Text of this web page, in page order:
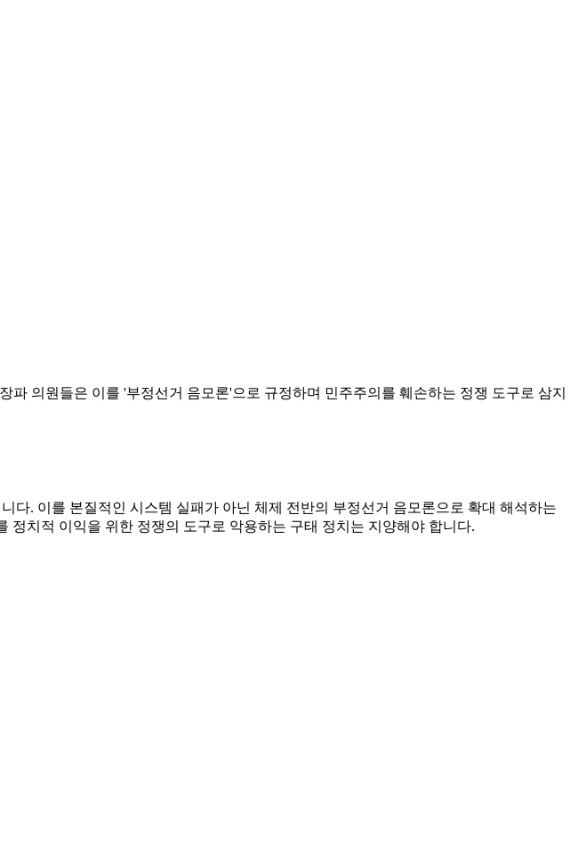
의원들은 이를 '부정선거 음모론'으로 규정하며 민주주의를 훼손하는 정쟁 도구로 삼지
. 이를 본질적인 시스템 실패가 아닌 체제 전반의 부정선거 음모론으로 확대 해석하는
치적 이익을 위한 정쟁의 도구로 악용하는 구태 정치는 지양해야 합니다.